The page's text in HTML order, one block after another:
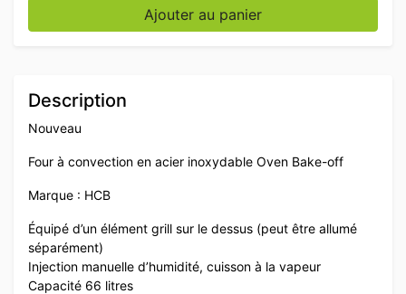
Ajouter au panier
Description
Nouveau
Four à convection en acier inoxydable Oven Bake-off
Marque : HCB
Équipé d’un élément grill sur le dessus (peut être allumé
séparément)
Injection manuelle d’humidité, cuisson à la vapeur
Capacité 66 litres